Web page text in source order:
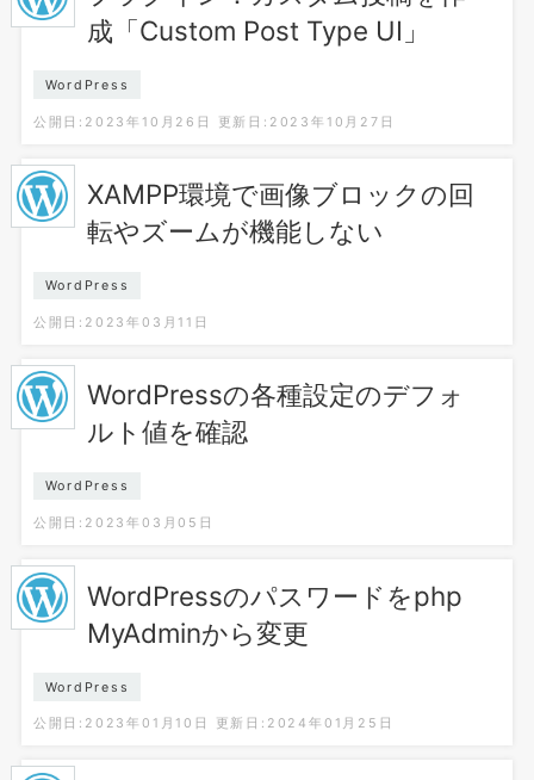
成「Custom Post Type UI」
WordPress
公開日:2023年10月26日 更新日:2023年10月27日
XAMPP環境で画像ブロックの回
転やズームが機能しない
WordPress
公開日:2023年03月11日
WordPressの各種設定のデフォ
ルト値を確認
WordPress
公開日:2023年03月05日
WordPressのパスワードをphp
MyAdminから変更
WordPress
公開日:2023年01月10日 更新日:2024年01月25日